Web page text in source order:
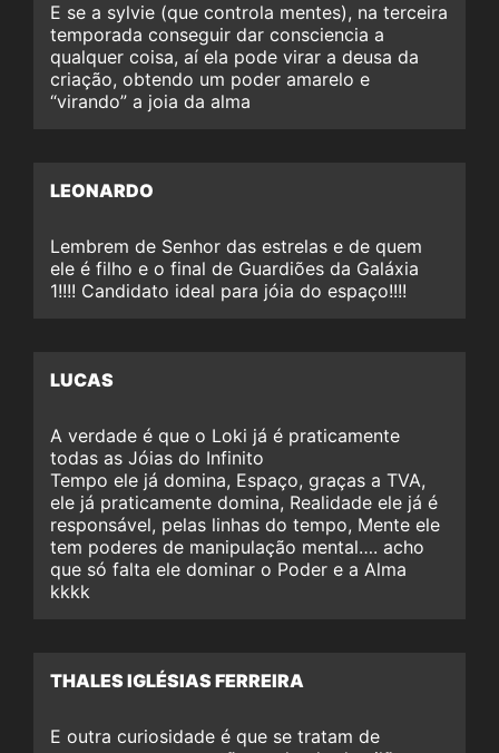
E se a sylvie (que controla mentes), na terceira
temporada conseguir dar consciencia a
qualquer coisa, aí ela pode virar a deusa da
criação, obtendo um poder amarelo e
“virando” a joia da alma
LEONARDO
Lembrem de Senhor das estrelas e de quem
ele é filho e o final de Guardiões da Galáxia
1!!!! Candidato ideal para jóia do espaço!!!!
LUCAS
A verdade é que o Loki já é praticamente
todas as Jóias do Infinito
Tempo ele já domina, Espaço, graças a TVA,
ele já praticamente domina, Realidade ele já é
responsável, pelas linhas do tempo, Mente ele
tem poderes de manipulação mental…. acho
que só falta ele dominar o Poder e a Alma
kkkk
THALES IGLÉSIAS FERREIRA
E outra curiosidade é que se tratam de